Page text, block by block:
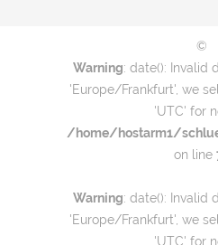
©
Warning: date(): Invalid
'Europe/Frankfurt', we
'UTC' for
/home/hostarm1/
on line
Warning: date(): Invalid
'Europe/Frankfurt', we
'UTC' for